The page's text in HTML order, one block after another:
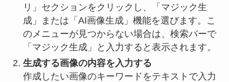
リ」セクションをクリックし、「マジック生
成」または「AI画像生成」機能を選びます。こ
のメニューが見つからない場合は、検索バーで
「マジック生成」と入力すると表示されます。
生成する画像の内容を入力する
作成したい画像のキーワードをテキストで入力